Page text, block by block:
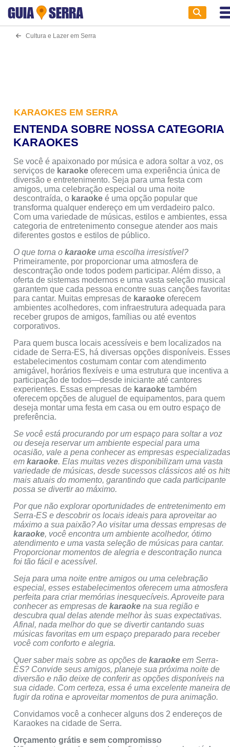
GUIA SERRA
Cultura e Lazer em Serra
KARAOKES EM SERRA
ENTENDA SOBRE NOSSA CATEGORIA
KARAOKES
Se você é apaixonado por música e adora soltar a voz, os
serviços de karaoke oferecem uma experiência única de
diversão e entretenimento. Seja para uma festa com
amigos, uma celebração especial ou uma noite
descontraída, o karaoke é uma opção popular que
transforma qualquer endereço em um verdadeiro palco.
Com uma variedade de músicas, estilos e ambientes, essa
categoria de entretenimento consegue atender aos mais
diferentes gostos e estilos de público.
O que torna okaraoke uma escolha irresistível?
Primeiramente, por proporcionar uma atmosfera de
descontração onde todos podem participar. Além disso, a
oferta de sistemas modernos e uma vasta seleção musical
garantem que cada pessoa encontre suas canções
para cantar. Muitas empresas de karaoke oferecem
ambientes acolhedores, com infraestrutura adequada para
receber grupos de amigos, famílias ou até eventos
corporativos.
Para quem busca locais acessíveis e bem localizados na
cidade de Serra-ES, há diversas opções disponíveis.
estabelecimentos costumam contar com atendimento
amigável, horários flexíveis e uma estrutura que incentiva a
participação de todos—desde iniciante até cantores
experientes. Essas empresas de karaoke também
oferecem opções de aluguel de equipamentos, para quem
deseja montar uma festa em casa ou em outro espaço de
preferência.
Se você está procurando por um espaço para soltar a voz
ou deseja reservar um ambiente especial para uma
ocasião, vale a pena conhecer as empresas
emkaraoke. Elas muitas vezes disponibilizam uma vasta
variedade de músicas, desde sucessos clássicos até os
mais atuais do momento, garantindo que cada participante
possa se divertir ao máximo.
Por que não explorar oportunidades de entretenimento em
Serra-ES e descobrir os locais ideais para aproveitar ao
máximo a sua paixão? Ao visitar uma dessas empresas de
karaoke, você encontra um ambiente acolhedor, ótimo
atendimento e uma vasta seleção de músicas para cantar.
Proporcionar momentos de alegria e descontração nunca
foi tão fácil e acessível.
Seja para uma noite entre amigos ou uma celebração
especial, esses estabelecimentos oferecem uma atmosfera
perfeita para criar memórias inesquecíveis. Aproveite para
conhecer as empresas dekaraoke na sua região e
descubra qual delas atende melhor às suas expectativas.
Afinal, nada melhor do que se divertir cantando suas
músicas favoritas em um espaço preparado para receber
você com conforto e alegria.
Quer saber mais sobre as opções dekaraoke em Serra-
ES? Convide seus amigos, planeje sua próxima noite de
diversão e não deixe de conferir as opções disponíveis na
sua cidade. Com certeza, essa é uma excelente maneira
fugir da rotina e aproveitar momentos de pura animação.
Convidamos você a conhecer alguns dos 2 endereços de
Karaokes na cidade de Serra.
Orçamento grátis e sem compromisso